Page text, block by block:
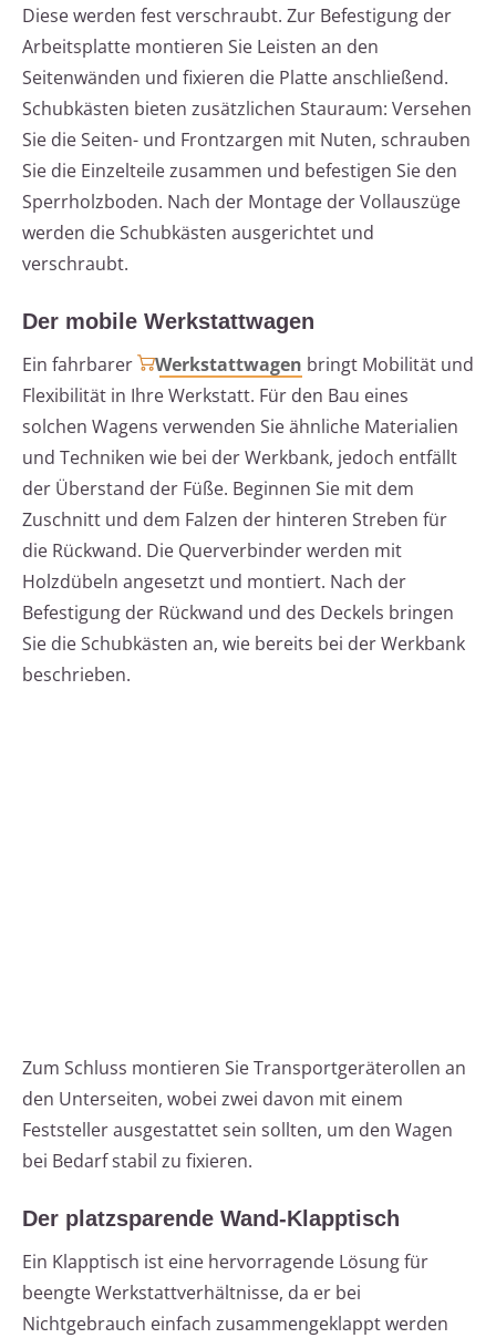
Diese werden fest verschraubt. Zur Befestigung der
Arbeitsplatte montieren Sie Leisten an den
Seitenwänden und fixieren die Platte anschließend.
Schubkästen bieten zusätzlichen Stauraum: Versehen
Sie die Seiten- und Frontzargen mit Nuten, schrauben
Sie die Einzelteile zusammen und befestigen Sie den
Sperrholzboden. Nach der Montage der Vollauszüge
werden die Schubkästen ausgerichtet und
verschraubt.
Der mobile Werkstattwagen
Ein fahrbarer
Werkstattwagen bringt Mobilität und
Flexibilität in Ihre Werkstatt. Für den Bau eines
solchen Wagens verwenden Sie ähnliche Materialien
und Techniken wie bei der Werkbank, jedoch entfällt
der Überstand der Füße. Beginnen Sie mit dem
Zuschnitt und dem Falzen der hinteren Streben für
die Rückwand. Die Querverbinder werden mit
Holzdübeln angesetzt und montiert. Nach der
Befestigung der Rückwand und des Deckels bringen
Sie die Schubkästen an, wie bereits bei der Werkbank
beschrieben.
Zum Schluss montieren Sie Transportgeräterollen an
den Unterseiten, wobei zwei davon mit einem
Feststeller ausgestattet sein sollten, um den Wagen
bei Bedarf stabil zu fixieren.
Der platzsparende Wand-Klapptisch
Ein Klapptisch ist eine hervorragende Lösung für
beengte Werkstattverhältnisse, da er bei
Nichtgebrauch einfach zusammengeklappt werden